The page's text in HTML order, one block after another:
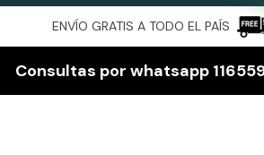
ENVÍO GRATIS A TODO EL PAÍS
Consultas por whatsapp